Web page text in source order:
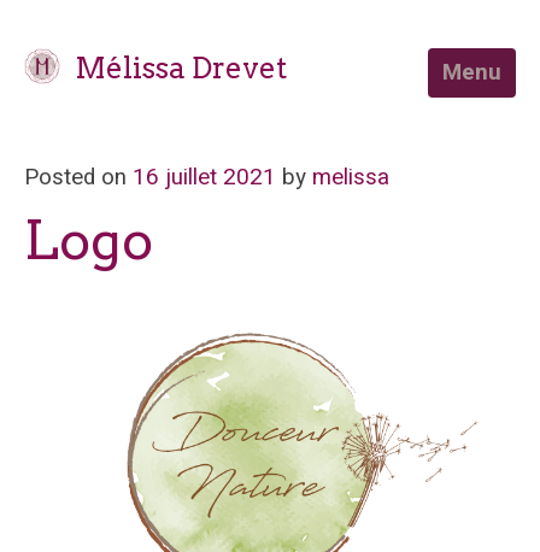
Mélissa Drevet Menu
Posted on 16 juillet 2021 by melissa
Logo